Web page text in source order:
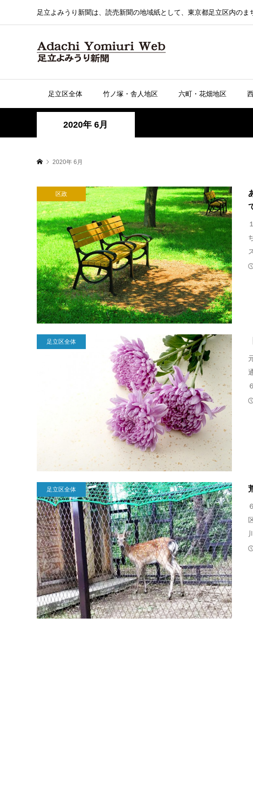
足立よみうり新聞は、読売新聞の地域紙として、東京都足立区内の
足立区全体 竹ノ塚・舎人地区 六町・花畑地区
2020年 6月
2020年 6月
区政
足立区全体
足立区全体